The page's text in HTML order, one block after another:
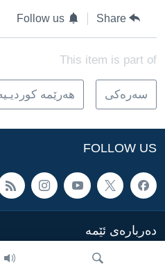
Share
Follow us
This item is part of
سه‌ره‌کی هه‌رێمه‌
FOLLOW US
ده‌رباره‌ی ئێمه‌